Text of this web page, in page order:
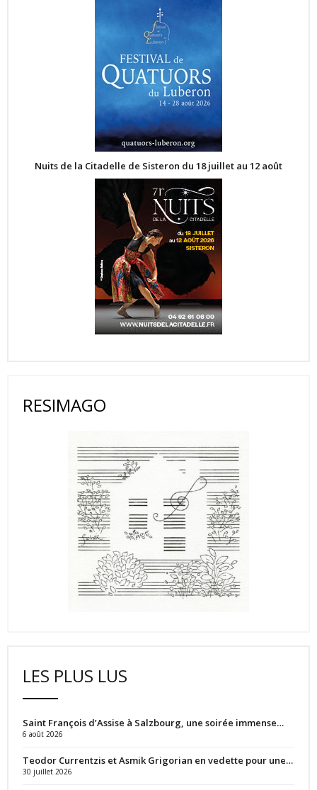
Nuits de la Citadelle de Sisteron du 18 juillet au 12 août
RESIMAGO
LES PLUS LUS
Saint François d’Assise à Salzbourg, une soirée immense…
6 août 2026
Teodor Currentzis et Asmik Grigorian en vedette pour une…
30 juillet 2026